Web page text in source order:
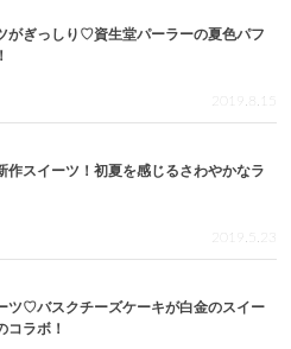
がぎっしり♡資生堂パーラーの夏色パフ
2019.8.15
作スイーツ！初夏を感じるさわやかなラ
2019.5.23
ツ♡バスクチーズケーキが白金のスイー
コラボ！